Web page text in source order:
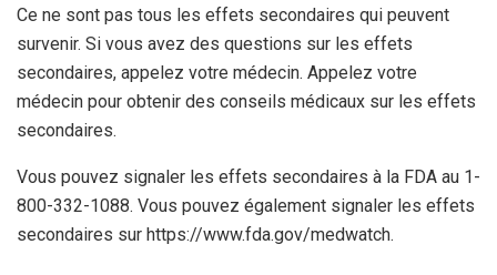
Ce ne sont pas tous les effets secondaires qui peuvent
survenir. Si vous avez des questions sur les effets
secondaires, appelez votre médecin. Appelez votre
médecin pour obtenir des conseils médicaux sur les effets
secondaires.
Vous pouvez signaler les effets secondaires à la FDA au 1-
800-332-1088. Vous pouvez également signaler les effets
secondaires sur https://www.fda.gov/medwatch.